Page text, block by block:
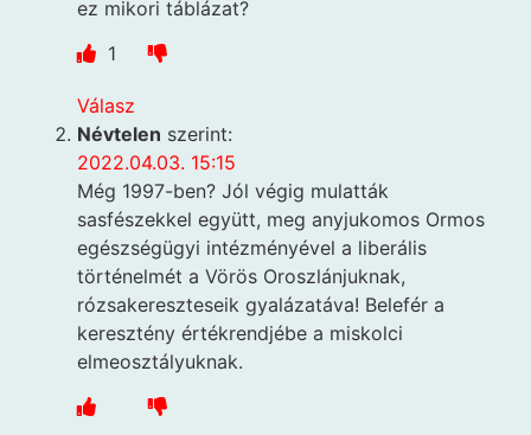
ez mikori táblázat?
1
Válasz
Névtelen szerint:
2022.04.03. 15:15
Még 1997-ben? Jól végig mulatták
sasfészekkel együtt, meg anyjukomos Ormos
egészségügyi intézményével a liberális
történelmét a Vörös Oroszlánjuknak,
rózsakereszteseik gyalázatáva! Belefér a
keresztény értékrendjébe a miskolci
elmeosztályuknak.